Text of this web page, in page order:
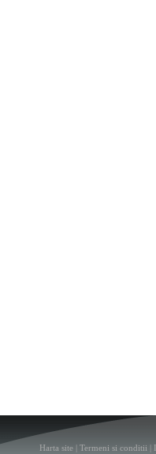
Harta site Termeni si conditii